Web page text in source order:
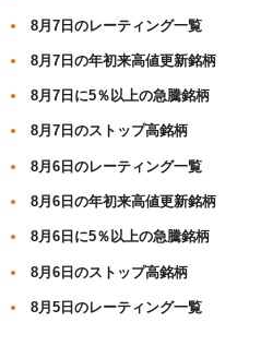
8月7日のレーティング一覧
8月7日の年初来高値更新銘柄
8月7日に5％以上の急騰銘柄
8月7日のストップ高銘柄
8月6日のレーティング一覧
8月6日の年初来高値更新銘柄
8月6日に5％以上の急騰銘柄
8月6日のストップ高銘柄
8月5日のレーティング一覧